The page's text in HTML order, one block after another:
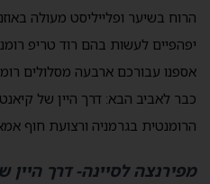
הרוח בשיער ופלייליסט מעולה
יפהפיים לעשות בהם רוד טריפ
אספנו עבורכם ארבעה מסלולים
כבר לאביב הבא: דרך היין של
הרומנטית בגרמניה ורצועת חוף
מפירנצה לסיינה- דרך